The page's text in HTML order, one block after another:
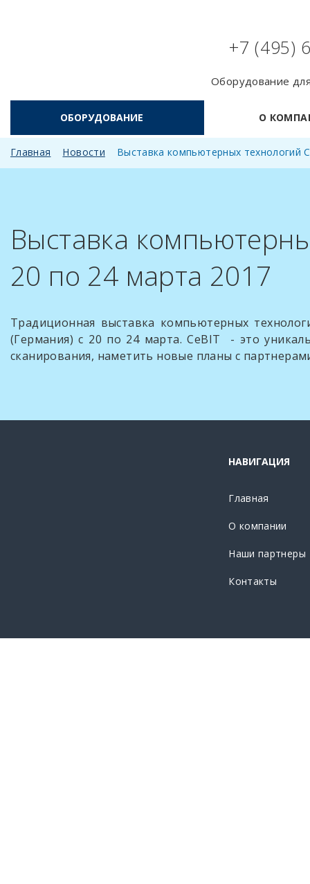
+7 (495)
Оборудование
ОБОРУДОВАНИЕ О
Главная Новости Выставка компьютерных технологий
Выставка
20 по 24 марта 2017
Традиционная выставка компьютерных
(Германия) с 20 по 24 марта. CeBIT - это
сканирования, наметить новые планы с
НАВИГАЦИЯ
Главная
О компании
Наши партнеры
Контакты